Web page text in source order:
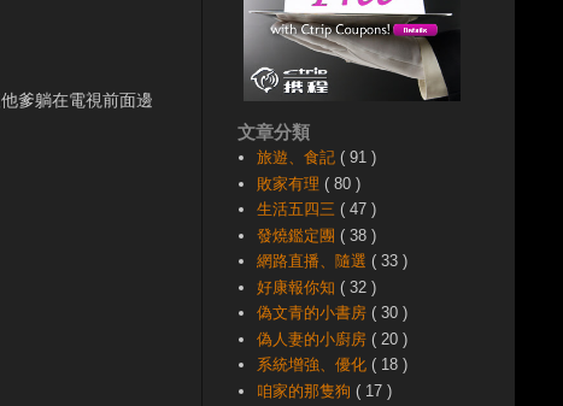
爹躺在電視前面邊
文章分類
旅遊、食記( 91 )
敗家有理( 80 )
生活五四三( 47 )
發燒鑑定團( 38 )
網路直播、隨選( 33 )
好康報你知( 32 )
偽文青的小書房( 30 )
偽人妻的小廚房( 20 )
系統增強、優化( 18 )
咱家的那隻狗( 17 )